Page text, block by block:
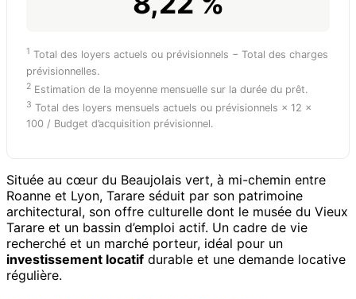
1 Total des loyers actuels ou prévisionnels − Total des charges
prévisionnelles.
2 Estimation de la moyenne mensuelle sur la durée du prêt.
3 Total des loyers mensuels actuels ou prévisionnels × 12 ×
100 / Budget d’acquisition prévisionnel.
Située au cœur du Beaujolais vert, à mi-chemin entre
Roanne et Lyon, Tarare séduit par son patrimoine
architectural, son offre culturelle dont le musée du Vieux
Tarare et un bassin d’emploi actif. Un cadre de vie
recherché et un marché porteur, idéal pour un
investissement locatif durable et une demande locative
régulière.